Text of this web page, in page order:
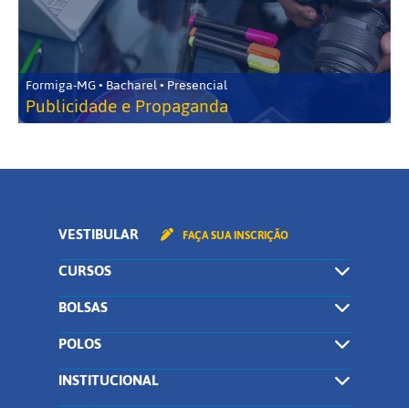
Formiga-MG • Bacharel • Presencial
Publicidade e Propaganda
VESTIBULAR FAÇA SUA INSCRIÇÃO
CURSOS
BOLSAS
POLOS
INSTITUCIONAL